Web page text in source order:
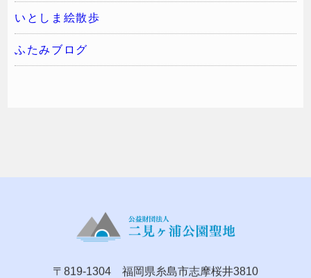
いとしま絵散歩
ふたみブログ
〒819-1304 福岡県糸島市志摩桜井3810